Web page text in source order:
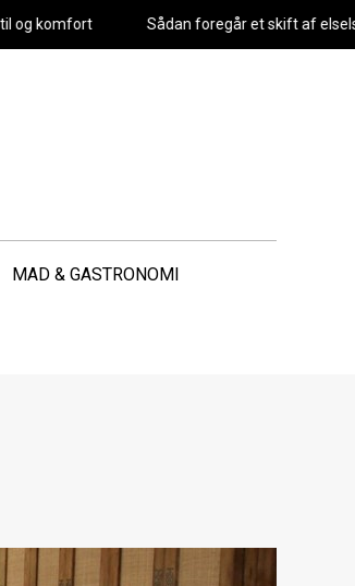
komfort Sådan foregår et skift af
MAD & GASTRONOMI